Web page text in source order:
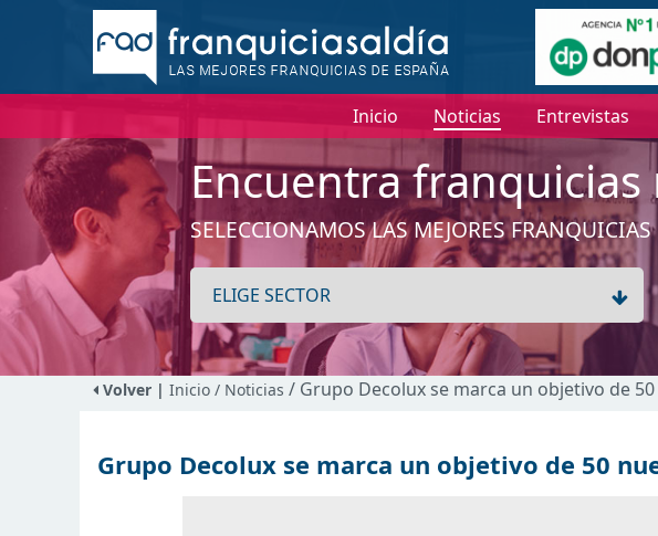
Inicio Noticias Entrevistas
Encuentra
SELECCIONAMOS LAS MEJORES
Volver | Inicio / Noticias / Grupo Decolux se marca un objetivo de
Grupo Decolux se marca un objetivo de 50